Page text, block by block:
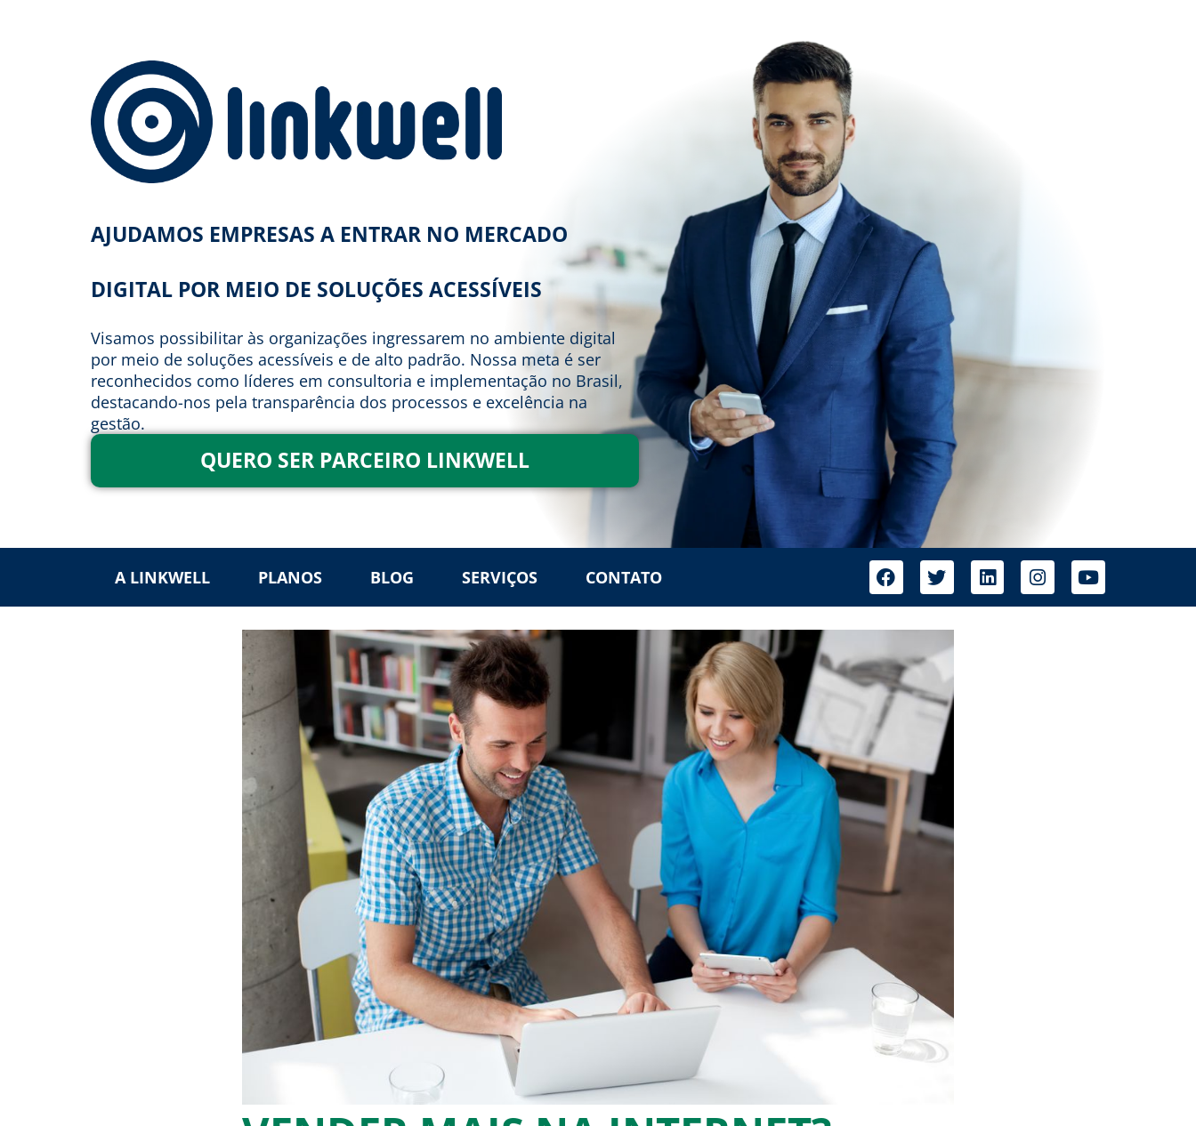
AJUDAMOS EMPRESAS A ENTRAR NO MERCADO
DIGITAL POR MEIO DE SOLUÇÕES ACESSÍVEIS
Visamos possibilitar às organizações ingressarem no ambiente digital
por meio de soluções acessíveis e de alto padrão. Nossa meta é ser
reconhecidos como líderes em consultoria e implementação no Brasil,
destacando-nos pela transparência dos processos e excelência na
gestão.
QUERO SER PARCEIRO LINKWELL
A LINKWELL PLANOS BLOG SERVIÇOS CONTATO